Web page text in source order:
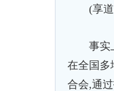
(享道
事实上,
在全国多
合会,通